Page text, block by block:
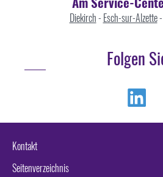
Diekirch- Esch-sur-Alzette-
Folgen
Kontakt
Seitenverzeichnis